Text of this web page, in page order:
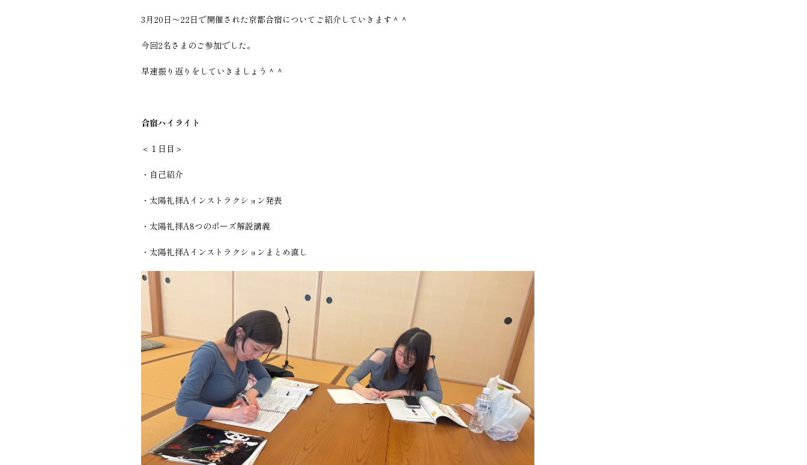
3月20日〜22日で開催された京都合宿についてご紹介していきます＾＾
今回2名さまのご参加でした。
早速振り返りをしていきましょう＾＾
合宿ハイライト
＜１日目＞
・自己紹介
・太陽礼拝Aインストラクション発表
・太陽礼拝A8つのポーズ解説講義
・太陽礼拝Aインストラクションまとめ直し